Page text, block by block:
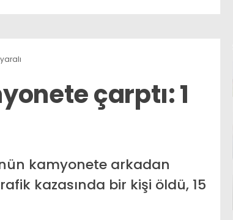
çarptı: 1
kamyonete arkadan
kazasında bir kişi öldü, 15